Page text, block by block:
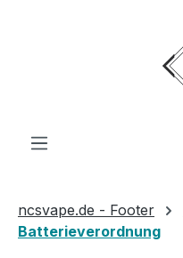
ncsvape.de - Footer
Batterieverordnung